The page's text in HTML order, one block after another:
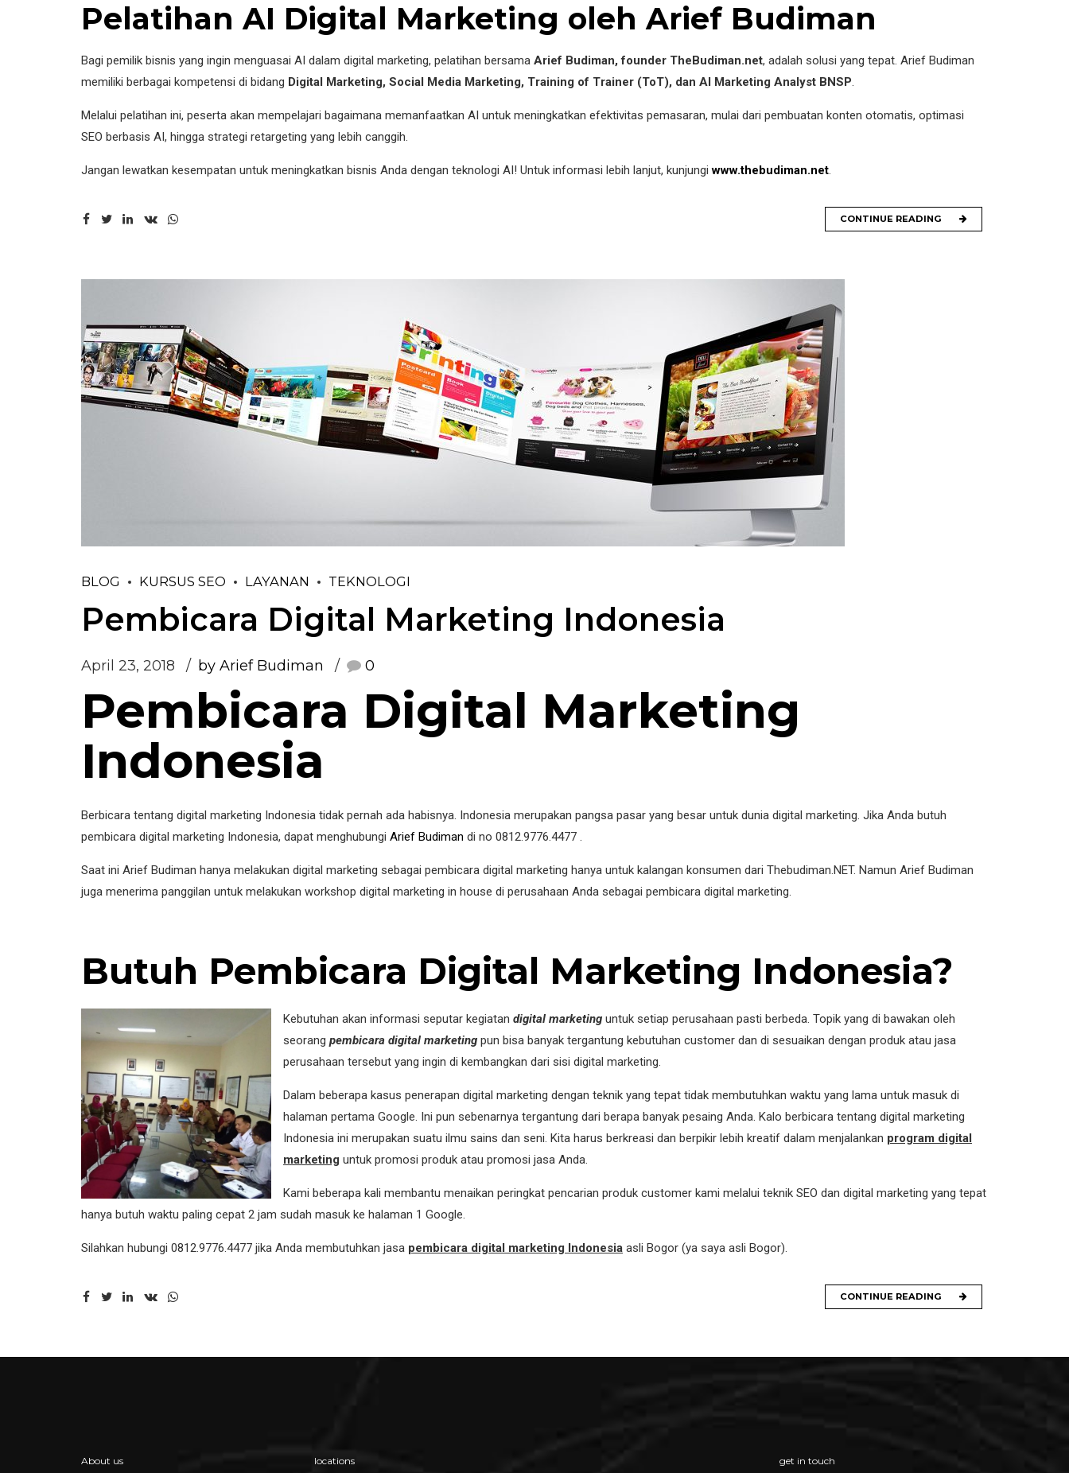
Pelatihan AI Digital Marketing oleh Arief Budiman
Bagi pemilik bisnis yang ingin menguasai AI dalam digital marketing, pelatihan bersama Arief Budiman, founder TheBudiman.net, adalah solusi yang tepat. Arief Budiman
memiliki berbagai kompetensi di bidang Digital Marketing, Social Media Marketing, Training of Trainer (ToT), dan AI Marketing Analyst BNSP.
Melalui pelatihan ini, peserta akan mempelajari bagaimana memanfaatkan AI untuk meningkatkan efektivitas pemasaran, mulai dari pembuatan konten otomatis, optimasi
SEO berbasis AI, hingga strategi retargeting yang lebih canggih.
Jangan lewatkan kesempatan untuk meningkatkan bisnis Anda dengan teknologi AI! Untuk informasi lebih lanjut, kunjungiwww.thebudiman.net.
CONTINUE READING
BLOG KURSUS SEO LAYANAN TEKNOLOGI
Pembicara Digital Marketing Indonesia
April 23, 2018 by Arief Budiman 0
Pembicara Digital Marketing
Indonesia
Berbicara tentang digital marketing Indonesia tidak pernah ada habisnya. Indonesia merupakan pangsa pasar yang besar untuk dunia digital marketing. Jika Anda butuh
pembicara digital marketing Indonesia, dapat menghubungi Arief Budiman di no 0812.9776.4477 .
Saat ini Arief Budiman hanya melakukan digital marketing sebagai pembicara digital marketing hanya untuk kalangan konsumen dari Thebudiman.NET. Namun Arief Budiman
juga menerima panggilan untuk melakukan workshop digital marketing in house di perusahaan Anda sebagai pembicara digital marketing.
Butuh Pembicara Digital Marketing Indonesia?
Kebutuhan akan informasi seputar kegiatan digital marketing untuk setiap perusahaan pasti berbeda. Topik yang di bawakan oleh
seorang pembicara digital marketing pun bisa banyak tergantung kebutuhan customer dan di sesuaikan dengan produk atau jasa
perusahaan tersebut yang ingin di kembangkan dari sisi digital marketing.
Dalam beberapa kasus penerapan digital marketing dengan teknik yang tepat tidak membutuhkan waktu yang lama untuk masuk di
halaman pertama Google. Ini pun sebenarnya tergantung dari berapa banyak pesaing Anda. Kalo berbicara tentang digital marketing
Indonesia ini merupakan suatu ilmu sains dan seni. Kita harus berkreasi dan berpikir lebih kreatif dalam menjalankan program digital
marketing untuk promosi produk atau promosi jasa Anda.
Kami beberapa kali membantu menaikan peringkat pencarian produk customer kami melalui teknik SEO dan digital marketing yang tepat
hanya butuh waktu paling cepat 2 jam sudah masuk ke halaman 1 Google.
Silahkan hubungi 0812.9776.4477 jika Anda membutuhkan jasa pembicara digital marketing Indonesia asli Bogor (ya saya asli Bogor).
CONTINUE READING
About us locations get in touch